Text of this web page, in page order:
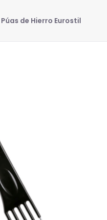
de Hierro Eurostil